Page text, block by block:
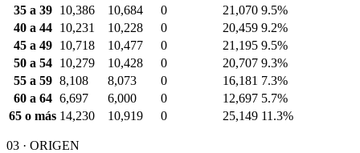
35 a 39
10,386 10,684 0 21,070 9.5%
40 a 44
10,231 10,228 0 20,459 9.2%
45 a 49
10,718 10,477 0 21,195 9.5%
50 a 54
10,279 10,428 0 20,707 9.3%
55 a 59 8,108 8,073 0 16,181 7.3%
60 a 64 6,697 6,000 0 12,697 5.7%
65 o más 14,230 10,919 0 25,149 11.3%
03 · ORIGEN